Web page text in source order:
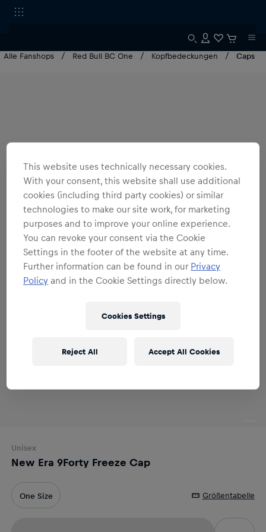
Alle Fanshops Red Bull BC One Kopfbedeckungen Caps
Unisex
New Era 9Forty Freeze Cap
One Size Größentabelle
This website uses technically necessary cookies.
With your consent, this website shall use additional
cookies (including third party cookies) or similar
technologies to make our site work, for marketing
purposes and to improve your online experience.
You can revoke your consent via the Cookie
Settings in the footer of the website at any time.
Further information can be found in our Privacy
Policy and in the Cookie Settings directly below.
Cookies Settings
Reject All Accept All Cookies